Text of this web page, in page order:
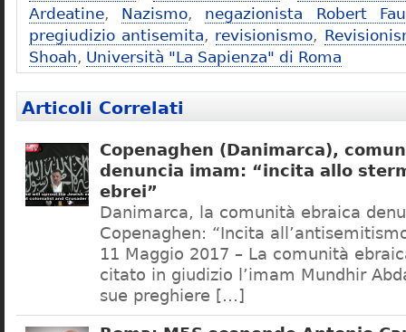
Ardeatine, Nazismo, negazionista Robert
pregiudizio antisemita, revisionismo,
Shoah, Università "La Sapienza" di Roma
Articoli Correlati
Copenaghen (Danimarca),
denuncia imam: “incita allo
ebrei”
Danimarca, la comunità ebraica
Copenaghen: “Incita
11 Maggio 2017 – La comunità
citato in giudizio l’imam Mundhir
sue preghiere […]